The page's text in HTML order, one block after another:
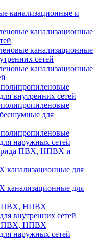
канализационные и
канализационные
канализационные
сетей
канализационные
внутренних сетей
для
наружных сетей
ПВХ, НПВХ и
для
для
ПВХ, НПВХ
внутренних сетей
ПВХ, НПВХ
наружных сетей